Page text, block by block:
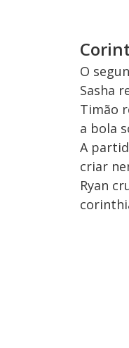
O
Sasha
Timão
a bola
A
criar
Ryan